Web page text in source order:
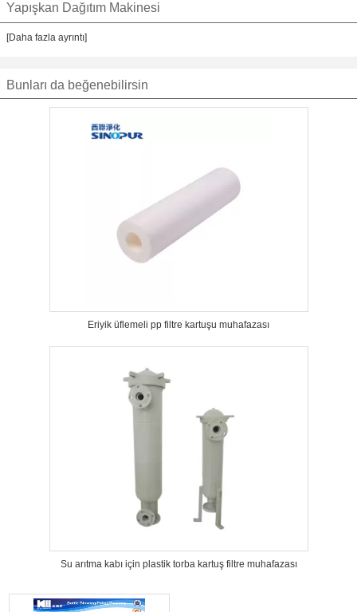
Yapışkan Dağıtım Makinesi
[Daha fazla ayrıntı]
Bunları da beğenebilirsin
Eriyik üflemeli pp filtre kartuşu muhafazası
Su arıtma kabı için plastik torba kartuş filtre muhafazası